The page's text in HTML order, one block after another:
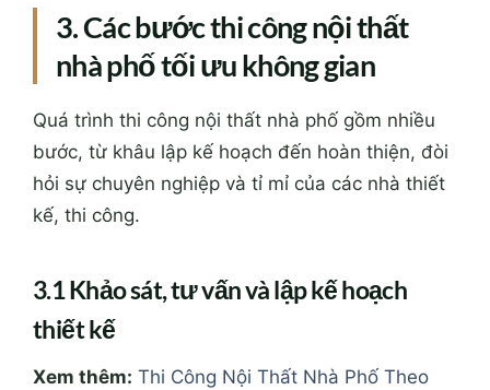
3. Các bước thi công nội thất
nhà phố tối ưu không gian
Quá trình thi công nội thất nhà phố gồm nhiều
bước, từ khâu lập kế hoạch đến hoàn thiện, đòi
hỏi sự chuyên nghiệp và tỉ mỉ của các nhà thiết
kế, thi công.
3.1 Khảo sát, tư vấn và lập kế hoạch
thiết kế
Xem thêm: Thi Công Nội Thất Nhà Phố Theo